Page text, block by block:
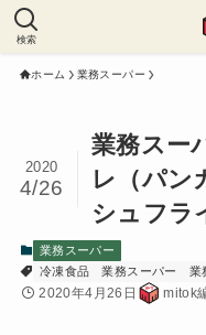
検索
ホーム 業務スーパー
業務スー
レ（パン
シュフラ
2020
4/26
業務スーパー
冷凍食品
業務スーパー 業
2020年4月26日 mitok